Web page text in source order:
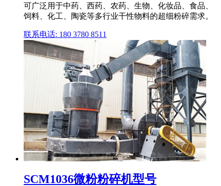
可广泛用于中药、西药、农药、生物、化妆品、食品、
饲料、化工、陶瓷等多行业干性物料的超细粉碎需求。
联系电话: 180 3780 8511
SCM1036微粉粉碎机型号